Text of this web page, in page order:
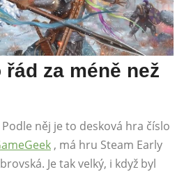
za méně než
Podle něj je to desková hra číslo
, má hru Steam Early
Je tak velký, i když byl